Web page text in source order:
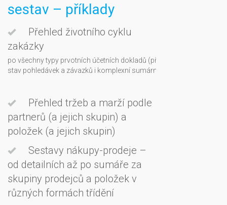
sestav – příklady
Přehled životního cyklu
zakázky
po všechny typy prvotních účetních dokladů (příjemky, dodací listy,
stav pohledávek a závazků i komplexní sumární informace o
Přehled tržeb a marží podle
partnerů (a jejich skupin) a
položek (a jejich skupin)
Sestavy nákupy-prodeje –
od detailních až po sumáře za
skupiny prodejců a položek v
různých formách třídění